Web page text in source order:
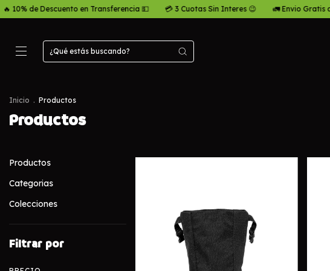
Transferencia 💵 💳 3 Cuotas Sin Interes 😉 🚛 Envio Gratis a partir de $100.000 🚚
Inicio . Productos
Productos
Productos
Categorias
Colecciones
Filtrar por